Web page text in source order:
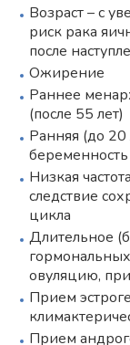
Возраст – с
риск рака
после
Ожирение
Раннее
(после 55 лет)
Ранняя (до 20
беременность
Низкая
следствие
цикла
Длительное
овуляцию,
Прием
Прием